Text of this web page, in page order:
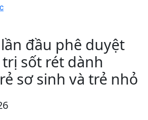
đầu phê duyệt
sốt rét dành
sơ sinh và trẻ nhỏ